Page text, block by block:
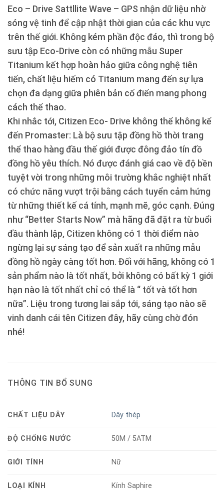
Eco – Drive Sattllite Wave – GPS nhận dữ liệu nhờ
sóng vệ tinh để cập nhật thời gian của các khu vực
trên thế giới. Không kém phần độc đáo, thì trong bộ
sưu tập Eco-Drive còn có những mẫu Super
Titanium kết hợp hoàn hảo giữa công nghệ tiên
tiến, chất liệu hiếm có Titanium mang đến sự lựa
chọn đa dạng giữa phiên bản cổ điển mang phong
cách thể thao.
Khi nhắc tới, Citizen Eco- Drive không thể không kể
đến Promaster: Là bộ sưu tập đồng hồ thời trang
thể thao hàng đầu thế giới được đông đảo tín đồ
đồng hồ yêu thích. Nó được đánh giá cao về độ bền
tuyệt vời trong những môi trường khắc nghiệt nhất
có chức năng vượt trội bằng cách tuyển cảm hứng
từ những thiết kế cá tính, mạnh mẽ, góc cạnh. Đúng
như “Better Starts Now” mà hãng đã đặt ra từ buổi
đầu thành lập, Citizen không có 1 thời điểm nào
ngừng lại sự sáng tạo để sản xuất ra những mẫu
đồng hồ ngày càng tốt hơn. Đối với hãng, không có 1
sản phẩm nào là tốt nhất, bởi không có bất kỳ 1 giới
hạn nào là tốt nhất chỉ có thể là “ tốt và tốt hơn
nữa”. Liệu trong tương lai sắp tới, sáng tạo nào sẽ
vinh danh cái tên Citizen đây, hãy cùng chờ đón
nhé!
THÔNG TIN BỔ SUNG
CHẤT LIỆU DÂY Dây thép
ĐỘ CHỐNG NƯỚC 50M / 5ATM
GIỚI TÍNH Nữ
LOẠI KÍNH Kính Saphire